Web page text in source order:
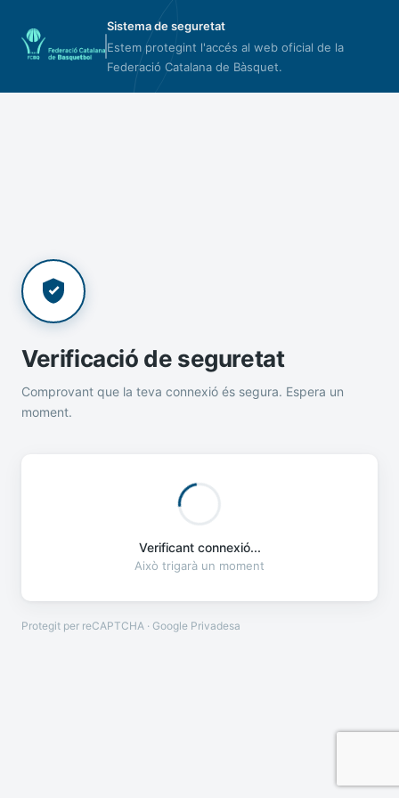
Sistema de seguretat
Estem protegint l'accés al web oficial de la
Federació Catalana de Bàsquet.
Verificació de seguretat
Comprovant que la teva connexió és segura. Espera un
moment.
Verificant connexió...
Això trigarà un moment
Protegit per reCAPTCHA · Google Privadesa